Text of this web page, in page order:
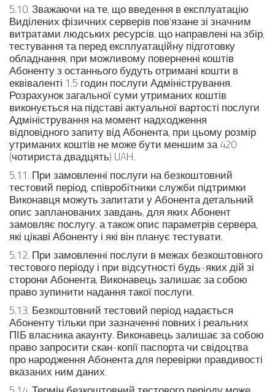
5.10. Зважаючи на те, що введення в експлуатацію
Виділених фізичних серверів пов'язане зі значним
витратами людських ресурсів, що направлені на збір,
тестування та перед експлуатаційну підготовку
обладнання, при можливому поверненні коштів
Абоненту з останнього будуть отримані кошти в
еквіваленті 1.5 годин послуги Адміністрування.
Розрахунок загальної суми утриманих коштів
виконується на підставі актуальної вартості послуги
Адміністрування на момент надходження
відповідного запиту від Абонента, при цьому розмір
утриманих коштів не може бути меншим за 420
(чотириста двадцять) UAH.
5.11. При замовленні послуги на безкоштовний
тестовий період, співробітники служби підтримки
Виконавця можуть запитати у Абонента детальний
опис запланованих завдань, для яких Абонент
замовляє послугу, а також опис параметрів сервера,
які цікаві Абоненту і які він планує тестувати.
5.12. При замовленні послуги в межах безкоштовного
тестового періоду і при відсутності будь-яких дій зі
сторони Абонента, Виконавець залишає за собою
право зупинити надання такої послуги.
5.13. Безкоштовний тестовий період надається
Абоненту тільки при зазначенні повних і реальних
ПІБ власника акаунту. Виконавець залишає за собою
право запросити скан-копії паспорта чи свідоцтва
про народження Абонента для перевірки правдивості
вказаних ним даних.